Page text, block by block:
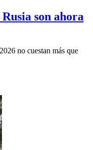
son ahora
no cuestan más que